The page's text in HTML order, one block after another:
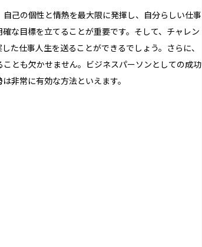
己の個性と情熱を最大限に発揮し、自分らしい仕事
な目標を立てることが重要です。そして、チャレン
た仕事人生を送ることができるでしょう。さらに、
とも欠かせません。ビジネスパーソンとしての成功
非常に有効な方法といえます。